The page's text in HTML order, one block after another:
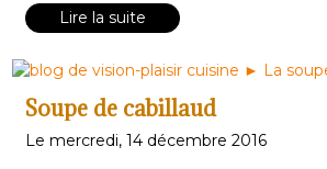
fraîches, allie simplicité et authenticité.
Lire la suite
Soupe de cabillaud
Le mercredi, 14 décembre 2016